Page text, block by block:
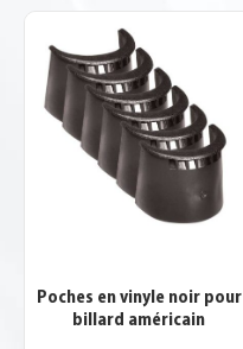
Poches en vinyle noir pour
billard américain